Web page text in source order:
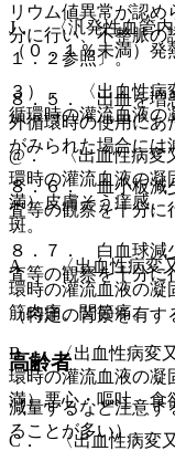
リウム値異常が認
分に行い、不整脈の
１．２参照〕。
８．５． 出血を増
外循環時の使用にあ
がみられた場合には
８．６． 血小板減
査等の観察を十分に
８．７． 白血球減
査等の観察を十分に
（特定の背景を有す
高齢者
減量するなど注意す
ることが多い）。
J． 〈汎発性血管内
（０．１％未満）発
３）． 〈出血性病
循環時の灌流血液の
@． 〈出血性病変
環時の灌流血液の凝
満）皮膚そう痒感、
斑。
A． 〈出血性病変
環時の灌流血液の凝
筋肉痛、関節痛。
B． 〈出血性病変
環時の灌流血液の凝
満）悪心・嘔吐、食
C． 〈出血性病変